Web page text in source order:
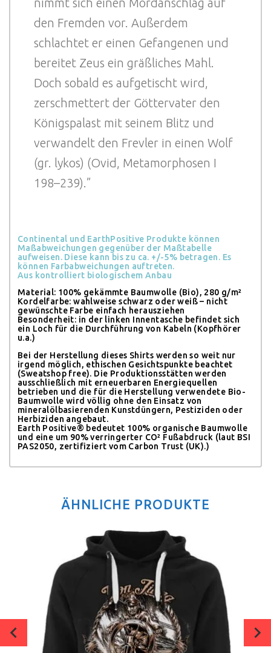
den Fremden vor. Außerdem
schlachtet er einen Gefangenen und
bereitet Zeus ein gräßliches Mahl.
Doch sobald es aufgetischt wird,
zerschmettert der Göttervater den
Königspalast mit seinem Blitz und
verwandelt den Frevler in einen Wolf
(gr. lykos) (Ovid, Metamorphosen I
198–239).”
Continental und EarthPositive Produkte können
Maßabweichungen gegenüber der Maßtabelle
aufweisen. Diese kann bis zu ca. +/-5% betragen. Es
können Farbabweichungen auftreten.
Aus kontrolliert biologischem Anbau
Material: 100% gekämmte Baumwolle (Bio), 280 g/m²
Kordelfarbe: wahlweise schwarz oder weiß – nicht
gewünschte Farbe einfach herausziehen
Besonderheit: in der linken Innentasche befindet sich
ein Loch für die Durchführung von Kabeln (Kopfhörer
u.a.)
Bei der Herstellung dieses Shirts werden so weit nur
irgend möglich, ethischen Gesichtspunkte beachtet
(Sweatshop free). Die Produktionsstätten werden
ausschließlich mit erneuerbaren Energiequellen
betrieben und die für die Herstellung verwendete Bio-
Baumwolle wird völlig ohne den Einsatz von
mineralölbasierenden Kunstdüngern, Pestiziden oder
Herbiziden angebaut.
Earth Positive® bedeutet 100% organische Baumwolle
und eine um 90% verringerter CO² Fußabdruck (laut BSI
PAS2050, zertifiziert vom Carbon Trust (UK).)
ÄHNLICHE PRODUKTE